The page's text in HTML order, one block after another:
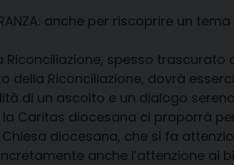
anche per riscoprire un
Riconciliazione, spesso
della Riconciliazione, dovrà
di un ascolto e un dialogo
Caritas diocesana ci proporrà
diocesana, che si fa
anche l’attenzione ai